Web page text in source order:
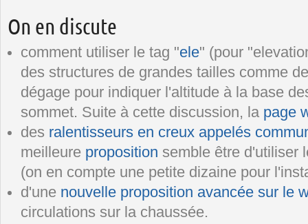
On en discute
comment utiliser le tag "ele" (pour
des structures de grandes tailles comme
dégage pour indiquer l'altitude à la base
sommet. Suite à cette discussion, la page
des ralentisseurs en creux appelés
meilleure proposition semble être d'utiliser
(on en compte une petite dizaine pour
d'une nouvelle proposition avancée sur le
circulations sur la chaussée.